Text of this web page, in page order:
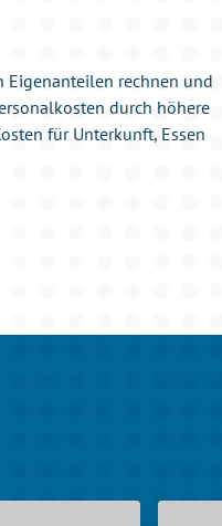
Eigenanteilen rechnen und
durch höhere
für Unterkunft, Essen